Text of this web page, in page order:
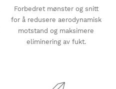
Forbedret mønster og snitt
for å redusere aerodynamisk
motstand og maksimere
eliminering av fukt.